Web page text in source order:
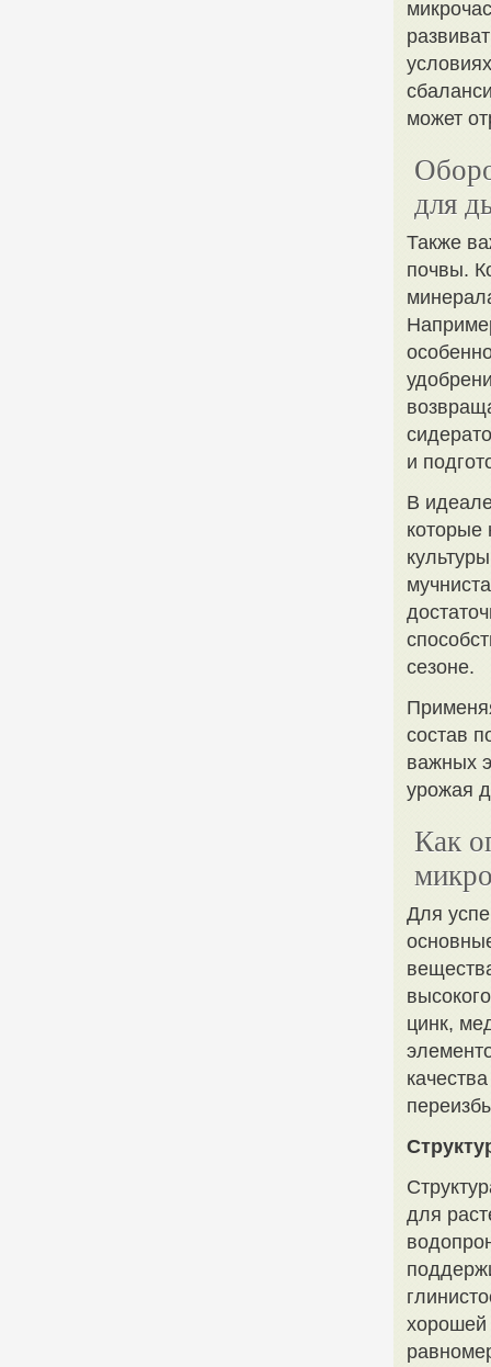
может
для
Также
почвы.
и
В
которые
сезоне.
состав
важных
урожая
Как
Для
цинк,
для
хорошей